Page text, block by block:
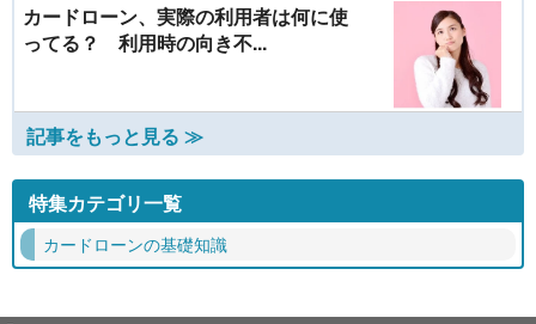
カードローン、実際の利用者は何に使
ってる？ 利用時の向き不...
記事をもっと見る ≫
特集カテゴリ一覧
カードローンの基礎知識